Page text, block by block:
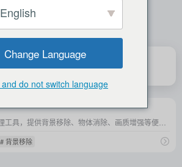
浏览 点赞
# 背景移除
English
Change Language
do not switch language